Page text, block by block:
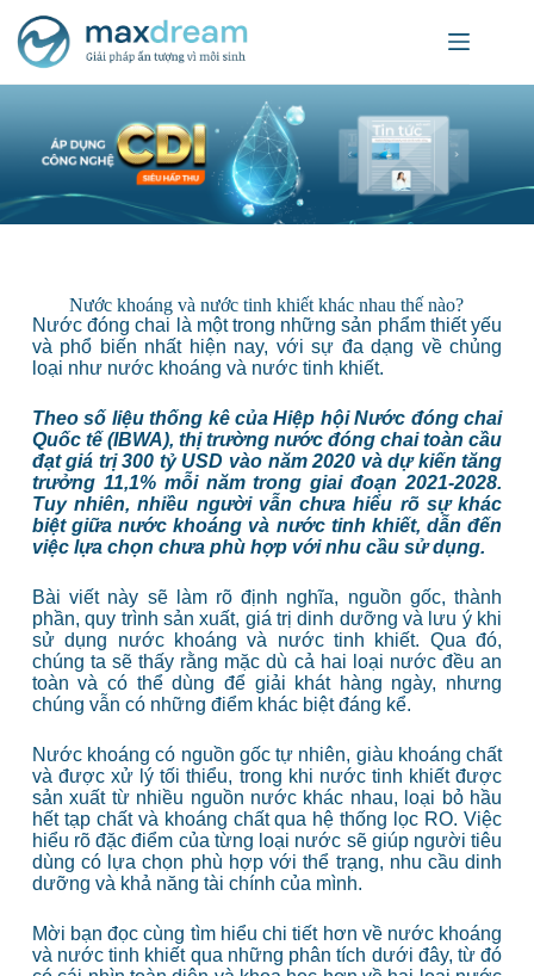
Nước khoáng và nước tinh khiết khác nhau thế nào?
Nước đóng chai là một trong những sản phẩm thiết yếu
và phổ biến nhất hiện nay, với sự đa dạng về chủng
loại như nước khoáng và nước tinh khiết.
Theo số liệu thống kê của Hiệp hội Nước đóng chai
Quốc tế (IBWA), thị trường nước đóng chai toàn cầu
đạt giá trị 300 tỷ USD vào năm 2020 và dự kiến tăng
trưởng 11,1% mỗi năm trong giai đoạn 2021-2028.
Tuy nhiên, nhiều người vẫn chưa hiểu rõ sự khác
biệt giữa nước khoáng và nước tinh khiết, dẫn đến
việc lựa chọn chưa phù hợp với nhu cầu sử dụng.
Bài viết này sẽ làm rõ định nghĩa, nguồn gốc, thành
phần, quy trình sản xuất, giá trị dinh dưỡng và lưu ý khi
sử dụng nước khoáng và nước tinh khiết. Qua đó,
chúng ta sẽ thấy rằng mặc dù cả hai loại nước đều an
toàn và có thể dùng để giải khát hàng ngày, nhưng
chúng vẫn có những điểm khác biệt đáng kể.
Nước khoáng có nguồn gốc tự nhiên, giàu khoáng chất
và được xử lý tối thiểu, trong khi nước tinh khiết được
sản xuất từ nhiều nguồn nước khác nhau, loại bỏ hầu
hết tạp chất và khoáng chất qua hệ thống lọc RO. Việc
hiểu rõ đặc điểm của từng loại nước sẽ giúp người tiêu
dùng có lựa chọn phù hợp với thể trạng, nhu cầu dinh
dưỡng và khả năng tài chính của mình.
Mời bạn đọc cùng tìm hiểu chi tiết hơn về nước khoáng
và nước tinh khiết qua những phân tích dưới đây, từ đó